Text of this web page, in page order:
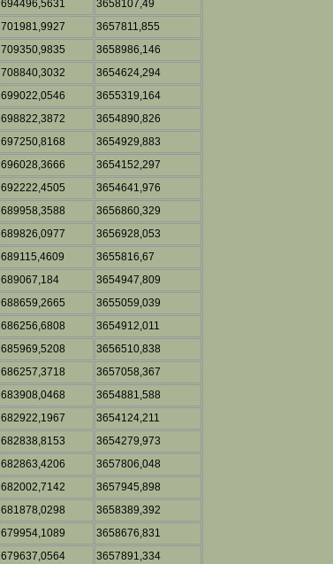
694496,5631
3658107,49
701981,9927
3657811,855
709350,9835
3658986,146
708840,3032
3654624,294
699022,0546
3655319,164
698822,3872
3654890,826
697250,8168
3654929,883
696028,3666
3654152,297
692222,4505
3654641,976
689958,3588
3656860,329
689826,0977
3656928,053
689115,4609
3655816,67
689067,184
3654947,809
688659,2665
3655059,039
686256,6808
3654912,011
685969,5208
3656510,838
686257,3718
3657058,367
683908,0468
3654881,588
682922,1967
3654124,211
682838,8153
3654279,973
682863,4206
3657806,048
682002,7142
3657945,898
681878,0298
3658389,392
679954,1089
3658676,831
679637,0564 3657891,334